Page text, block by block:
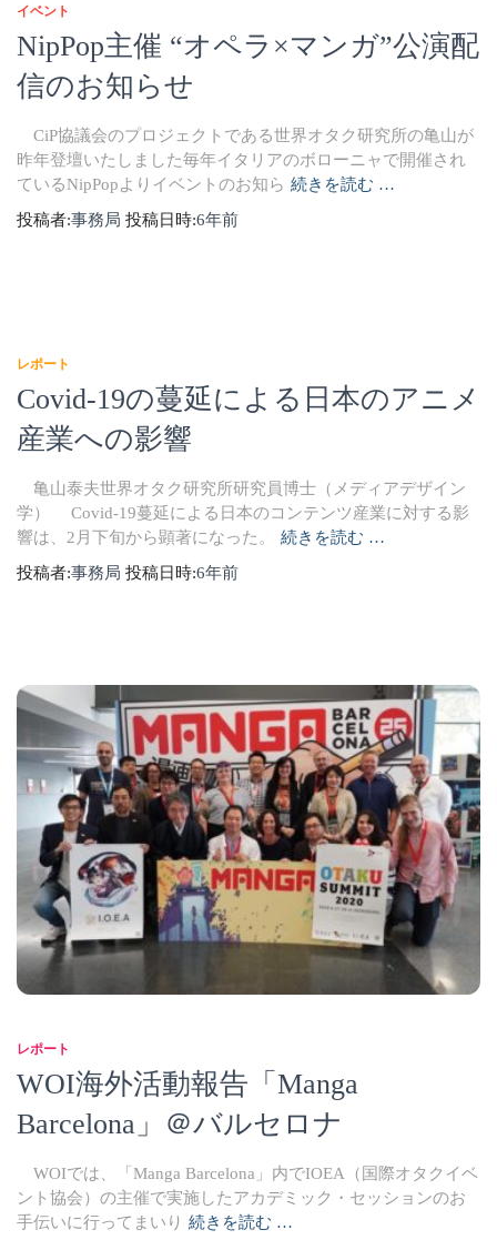
イベント
NipPop主催 “オペラ×マンガ”公演配
信のお知らせ
CiP協議会のプロジェクトである世界オタク研究所の亀山が
昨年登壇いたしました毎年イタリアのボローニャで開催され
ているNipPopよりイベントのお知ら 続きを読む …
投稿者:事務局 投稿日時:6年前
レポート
Covid-19の蔓延による日本のアニメ
産業への影響
亀山泰夫世界オタク研究所研究員博士（メディアデザイン
学） Covid-19蔓延による日本のコンテンツ産業に対する影
響は、2月下旬から顕著になった。
続きを読む …
投稿者:事務局 投稿日時:6年前
レポート
WOI海外活動報告「Manga
Barcelona」＠バルセロナ
WOIでは、「Manga Barcelona」内でIOEA（国際オタクイベ
ント協会）の主催で実施したアカデミック・セッションのお
手伝いに行ってまいり 続きを読む …